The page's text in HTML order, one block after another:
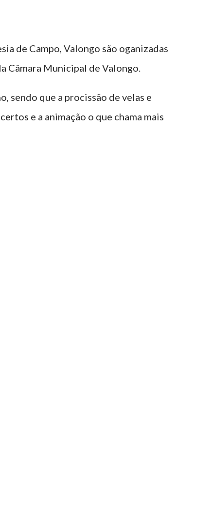
de Campo, Valongo são oganizadas
Câmara Municipal de Valongo.
sendo que a procissão de velas e
e a animação o que chama mais